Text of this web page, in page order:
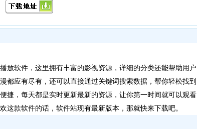
放软件，这里拥有丰富的影视资源，详细的分类还能帮助用户
都应有尽有，还可以直接通过关键词搜索数据，帮你轻松找到
捷，每天都是实时更新最新的资源，让你第一时间就可以观看
这款软件的话，软件站现有最新版本，那就快来下载吧。